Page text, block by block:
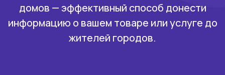
домов — эффективный способ донести
информацию о вашем товаре или услуге до
жителей городов.